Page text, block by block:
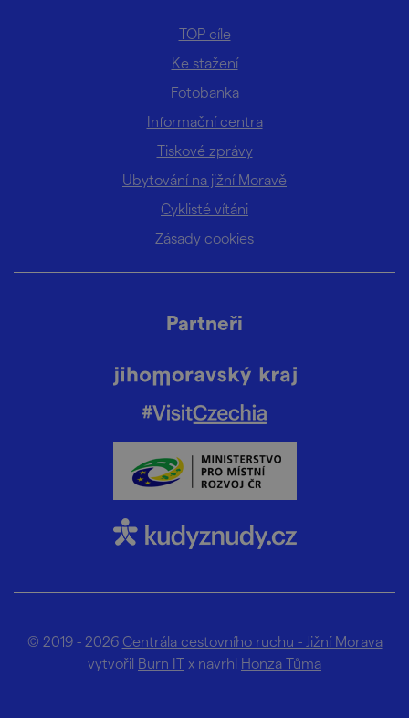
TOP cíle
Ke stažení
Fotobanka
Informační centra
Tiskové zprávy
Ubytování na jižní Moravě
Cyklisté vítáni
Zásady cookies
Partneři
© 2019 - 2026 Centrála cestovního ruchu - Jižní Morava
vytvořil Burn IT x navrhl Honza Tůma